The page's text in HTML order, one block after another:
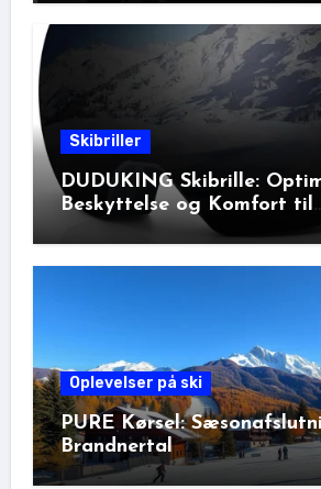
Skibriller
DUDUKING Skibrille:
Beskyttelse og Komfort til
Vinteraktiviteter
Oplevelser på ski
PURE Kørsel:
Brandnertal